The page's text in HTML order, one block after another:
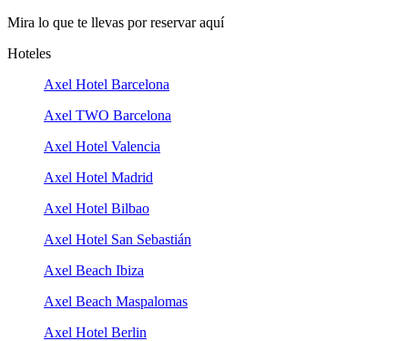
Mira lo que te llevas por reservar aquí
Hoteles
Axel Hotel Barcelona
Axel TWO Barcelona
Axel Hotel Valencia
Axel Hotel Madrid
Axel Hotel Bilbao
Axel Hotel San Sebastián
Axel Beach Ibiza
Axel Beach Maspalomas
Axel Hotel Berlin